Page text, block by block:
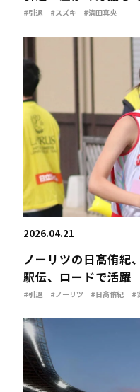
#引退 #スズキ #清田真央
2026.04.21
ノーリツの日髙侑紀
駅伝、ロードで活躍
#引退 #ノーリツ #日髙侑紀 #